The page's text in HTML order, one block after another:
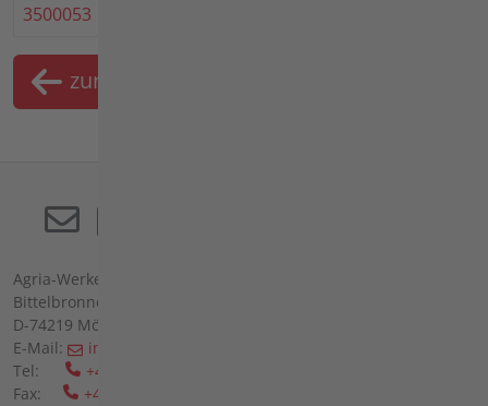
3500053
zurück
Agria-Werke GmbH
Bittelbronner Str. 42
D-74219 Möckmühl
E-Mail:
info(at)agria(dot)de
Tel:
+49 6298 39-0
Fax:
+49 6298 39-111